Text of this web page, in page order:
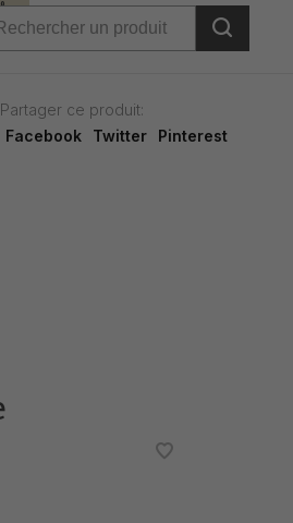
Partager ce produit:
Facebook
Twitter Pinterest